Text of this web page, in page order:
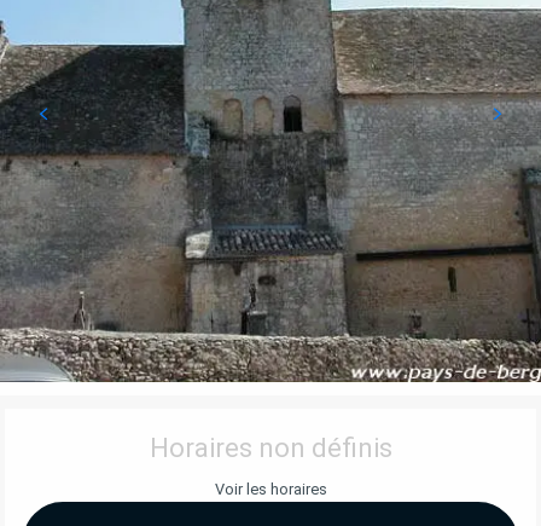
OUVERTURE ET COORDONNÉES
Horaires non définis
Voir les horaires